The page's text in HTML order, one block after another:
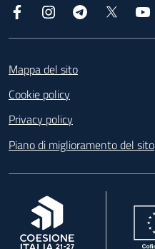
Facebook InstagramTelegram
Mappa del sito
Cookie policy
Privacy policy
Piano di miglioramento del sito
, apre in una nuova scheda